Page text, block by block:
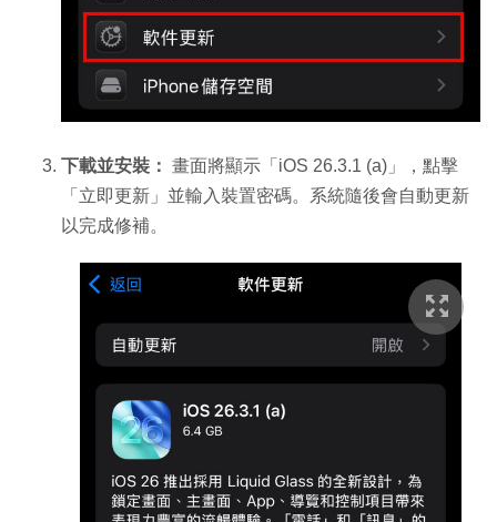
下載並安裝： 畫面將顯示「iOS 26.3.1 (a)」，點擊
「立即更新」並輸入裝置密碼。系統隨後會自動更新
以完成修補。